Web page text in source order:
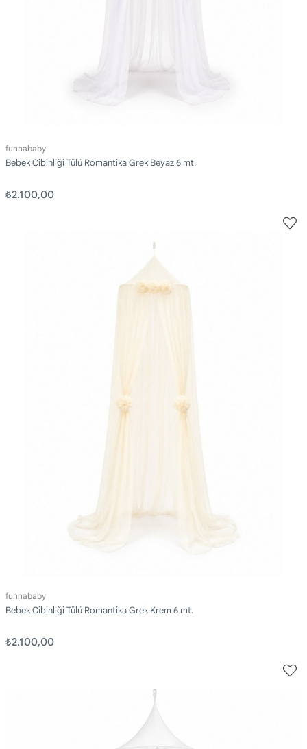
funnababy
Bebek Cibinliği Tülü Romantika Grek Beyaz 6 mt.
₺2.100,00
funnababy
Bebek Cibinliği Tülü Romantika Grek Krem 6 mt.
₺2.100,00